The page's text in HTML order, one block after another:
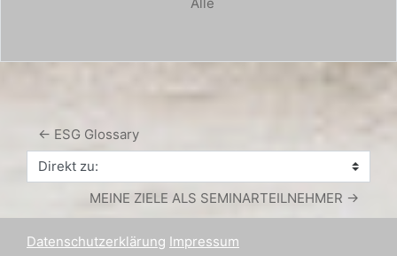
← ESG Glossary
Direkt zu:
MEINE ZIELE ALS SEMINARTEILNEHMER →
Datenschutzerklärung Impressum